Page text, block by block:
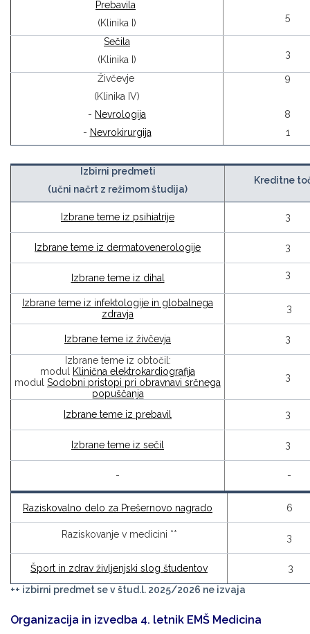
Prebavila
(Klinika I)
5
Sečila
(Klinika I)
3
Živčevje
(Klinika IV)
- Nevrologija
- Nevrokirurgija
9
8
1
Izbirni predmeti
(učni načrt z režimom študija)
Kreditne
Izbrane teme iz psihiatrije 3
Izbrane teme iz dermatovenerologije 3
Izbrane teme iz dihal 3
Izbrane teme iz infektologije in globalnega
zdravja
3
Izbrane teme iz živčevja
3
Izbrane teme iz obtočil:
modul
Klinična elektrokardiografija
modul Sodobni pristopi pri obravnavi srčnega
popuščanja
3
Izbrane teme iz prebavil 3
Izbrane teme iz sečil 3
- -
Raziskovalno delo za Prešernovo nagrado 6
Raziskovanje v medicini ** 3
Šport in zdrav življenjski slog študentov
3
++ izbirni predmet se v štud.l. 2025/2026 ne izvaja
Organizacija in izvedba 4. letnik EMŠ Medicina